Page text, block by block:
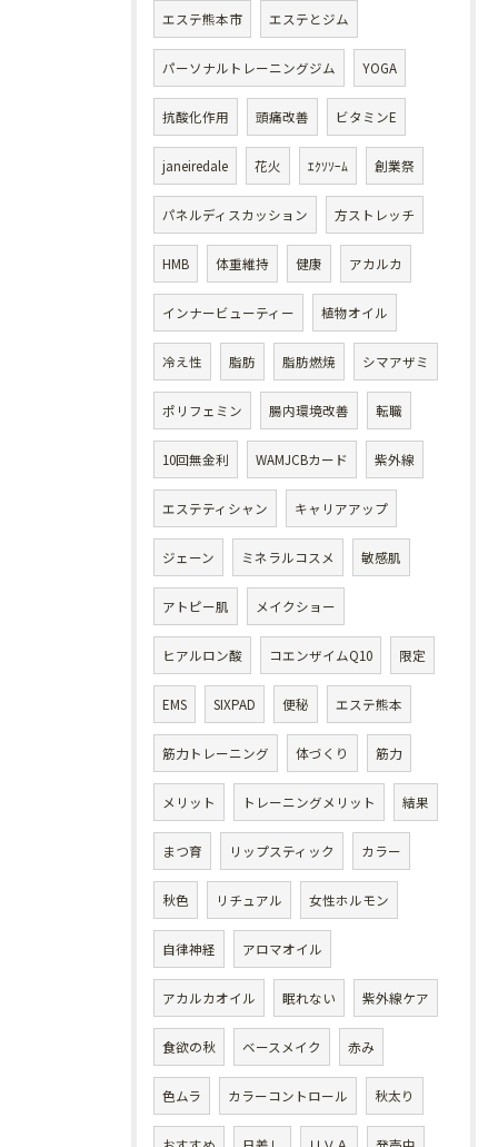
エステ熊本市 エステとジム
パーソナルトレーニングジム YOGA
抗酸化作用 頭痛改善 ビタミンE
janeiredale 花火 ｴｸｿｿｰﾑ 創業祭
パネルディスカッション 方ストレッチ
HMB 体重維持 健康 アカルカ
インナービューティー 植物オイル
冷え性 脂肪 脂肪燃焼 シマアザミ
ポリフェミン 腸内環境改善 転職
10回無金利 WAMJCBカード 紫外線
エステティシャン キャリアアップ
ジェーン ミネラルコスメ 敏感肌
アトピー肌 メイクショー
ヒアルロン酸 コエンザイムQ10 限定
EMS SIXPAD 便秘 エステ熊本
筋力トレーニング 体づくり 筋力
メリット トレーニングメリット 結果
まつ育 リップスティック カラー
秋色 リチュアル 女性ホルモン
自律神経 アロマオイル
アカルカオイル 眠れない 紫外線ケア
食欲の秋 ベースメイク 赤み
色ムラ カラーコントロール 秋太り